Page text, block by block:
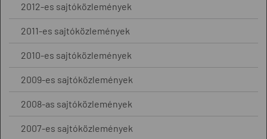
2012-es sajtóközlemények
2011-es sajtóközlemények
2010-es sajtóközlemények
2009-es sajtóközlemények
2008-as sajtóközlemények
2007-es sajtóközlemények